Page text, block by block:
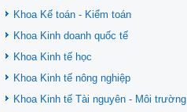
Khoa Kế toán - Kiểm toán
Khoa Kinh doanh quốc tế
Khoa Kinh tế học
Khoa Kinh tế nông nghiệp
Khoa Kinh tế Tài nguyên - Môi trường